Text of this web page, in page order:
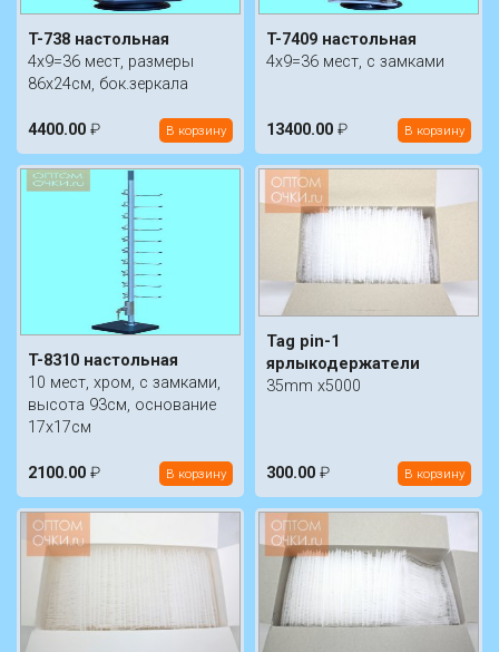
T-738 настольная
4х9=36 мест, размеры
86х24см, бок.зеркала
4400.00 ₽ В корзину
T-7409 настольная
4х9=36 мест, с замками
13400.00 ₽ В корзину
T-8310 настольная
10 мест, хром, с замками,
высота 93см, основание
17х17см
2100.00 ₽ В корзину
Tag pin-1
ярлыкодержатели
35mm x5000
300.00 ₽ В корзину